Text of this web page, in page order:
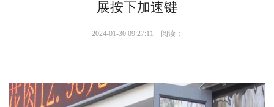
展按下加速键
2024-01-30 09:27:11 阅读：